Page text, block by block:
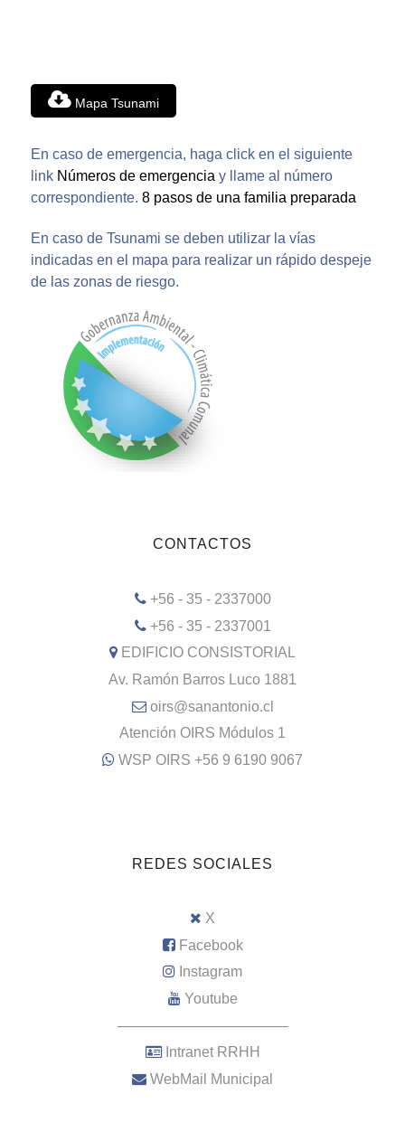
Mapa Tsunami
En caso de emergencia, haga click en el siguiente
link Números de emergencia y llame al número
correspondiente. 8 pasos de una familia preparada
En caso de Tsunami se deben utilizar la vías
indicadas en el mapa para realizar un rápido despeje
de las zonas de riesgo.
CONTACTOS
+56 - 35 - 2337000
+56 - 35 - 2337001
EDIFICIO CONSISTORIAL
Av. Ramón Barros Luco 1881
oirs@sanantonio.cl
Atención OIRS Módulos 1
WSP OIRS +56 9 6190 9067
REDES SOCIALES
X
Facebook
Instagram
Youtube
–––––––––––––––––––––
Intranet RRHH
WebMail Municipal